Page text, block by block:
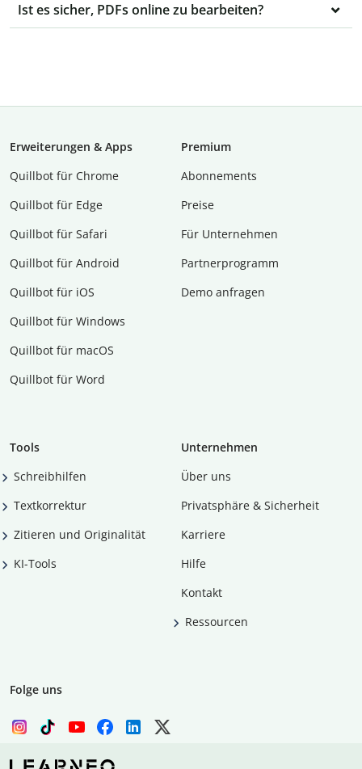
Ist es sicher, PDFs online zu bearbeiten?
Erweiterungen & Apps
Quillbot für Chrome
Quillbot für Edge
Quillbot für Safari
Quillbot für Android
Quillbot für iOS
Quillbot für Windows
Quillbot für macOS
Quillbot für Word
Premium
Abon­ne­ments
Preise
Für Unternehmen
Partnerprogramm
Demo anfragen
Tools
Schreibhilfen
Textkorrektur
Zitieren und Originalität
KI-Tools
Unternehmen
Über uns
Privatsphäre & Sicherheit
Karriere
Hilfe
Kontakt
Ressourcen
Folge uns